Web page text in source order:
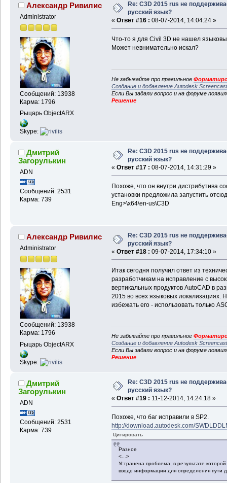
Александр Ривилис
Administrator
Сообщений: 13938
Карма: 1796
Рыцарь ObjectARX
Skype:
Re: C3D 2015 rus не
русский язык?
« Ответ #16 : 08-07-2014, 14:04:24 »
Что-то я для Civil 3D не нашел
Может невнимательно искал?
Не забывайте про правильное
Создание и добавление Autodesk
Если Вы задали вопрос и на форуме
Решение
Дмитрий
Загорулькин
ADN
Сообщений: 2531
Карма: 739
Re: C3D 2015 rus не
русский язык?
« Ответ #17 : 08-07-2014, 14:31:29 »
Похоже, что он внутри дистрибутива
установки предложила запустить
Eng>\x64\en-us\C3D
Александр Ривилис
Administrator
Сообщений: 13938
Карма: 1796
Рыцарь ObjectARX
Skype:
Re: C3D 2015 rus не
русский язык?
« Ответ #18 : 09-07-2014, 17:34:10 »
Итак сегодня получил ответ из
разработчикам на исправление с
вертикальных продуктов AutoCAD в
2015 во всех языковых
избежать его - использовать только
Не забывайте про правильное
Создание и добавление Autodesk
Если Вы задали вопрос и на форуме
Решение
Дмитрий
Загорулькин
ADN
Сообщений: 2531
Карма: 739
Re: C3D 2015 rus не
русский язык?
« Ответ #19 : 11-12-2014, 14:24:18 »
Похоже, что баг исправили в SP2.
http://download.autodesk.com/
Цитировать
Разное
<...>
Устранена проблема, в результате
вводе информации для определения пути